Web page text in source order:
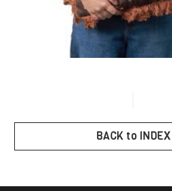
BACK to INDEX